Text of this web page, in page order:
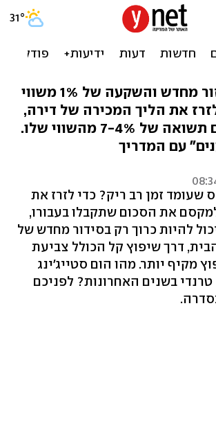
שדרוג דירה
ולהגדלת
שיפוץ קל, אבזור מחדש והשקעה של 1% משווי
את הליך המכירה של דירה,
ואף להניב לכם תשואה של 7-4% מהשווי שלו.
עם המדריך
שעומד זמן רב ריק? כדי לזרז את
את הסכום שתקבלו בעבורו,
להיות כרוך רק בסידור מחדש של
דרך שיפוץ קל הכולל צביעת
מקיף יותר. מהו הום סטייג'ינג
טרנדי בשנים האחרונות? לפניכם